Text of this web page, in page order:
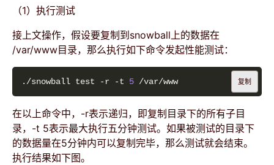
（1）执行测试
接上文操作，假设要复制到snowball上的数据在
/var/www目录，那么执行如下命令发起性能测试：
./snowball test -r -t 5 复制
在以上命令中，-r表示递归，即复制目录下的所有子目
录，-t 5表示最大执行五分钟测试。如果被测试的目录下
的数据量在5分钟内可以复制完毕，那么测试就会结束。
执行结果如下图。